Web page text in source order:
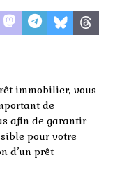
immobilier, vous
de
afin de garantir
pour votre
d’un prêt